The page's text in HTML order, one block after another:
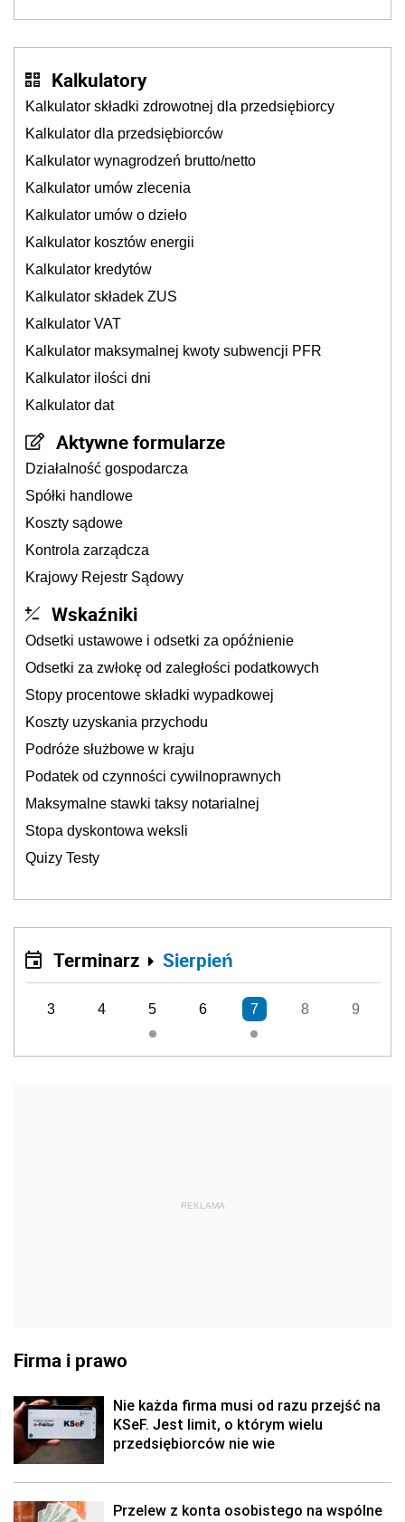
Kalkulatory
Kalkulator składki zdrowotnej dla przedsiębiorcy
Kalkulator dla przedsiębiorców
Kalkulator wynagrodzeń brutto/netto
Kalkulator umów zlecenia
Kalkulator umów o dzieło
Kalkulator kosztów energii
Kalkulator kredytów
Kalkulator składek ZUS
Kalkulator VAT
Kalkulator maksymalnej kwoty subwencji PFR
Kalkulator ilości dni
Kalkulator dat
Aktywne formularze
Działalność gospodarcza
Spółki handlowe
Koszty sądowe
Kontrola zarządcza
Krajowy Rejestr Sądowy
Wskaźniki
Odsetki ustawowe i odsetki za opóźnienie
Odsetki za zwłokę od zaległości podatkowych
Stopy procentowe składki wypadkowej
Koszty uzyskania przychodu
Podróże służbowe w kraju
Podatek od czynności cywilnoprawnych
Maksymalne stawki taksy notarialnej
Stopa dyskontowa weksli
Quizy Testy
Terminarz Sierpień
3 4 5 6 7 8 9
REKLAMA
Firma i prawo
Nie każda firma musi od razu przejść na
KSeF. Jest limit, o którym wielu
przedsiębiorców nie wie
Przelew z konta osobistego na wspólne